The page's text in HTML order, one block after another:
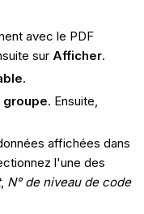
avec le PDF
sur Afficher.
.
groupe. Ensuite,
affichées dans
l'une des
, N° de niveau de code